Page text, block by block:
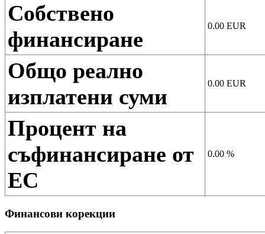
Собствено
финансиране
0.00 EUR
Общо реално
изплатени суми
0.00 EUR
Процент на
съфинансиране от
ЕС
0.00 %
Финансови корекции